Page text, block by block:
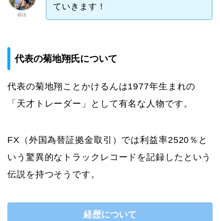
釼法
ていきます！
代表の菊地翔氏について
代表の菊地翔ことかけるんは1977年生まれの
「天才トレーダー」として有名な人物です。
FX（外国為替証拠金取引）では利益率2520％と
いう驚異的なトラックレコードを記録したという
伝説を持つそうです。
経歴について